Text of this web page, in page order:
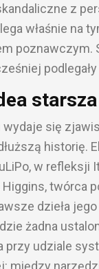
z
właśnie na
poznawczym.
się
historię.
w refleksji
twórca
dzieła
żadna
przy udziale
między